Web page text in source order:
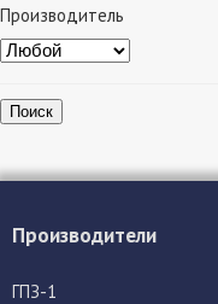
Производитель
Поиск
Производители
ГПЗ-1